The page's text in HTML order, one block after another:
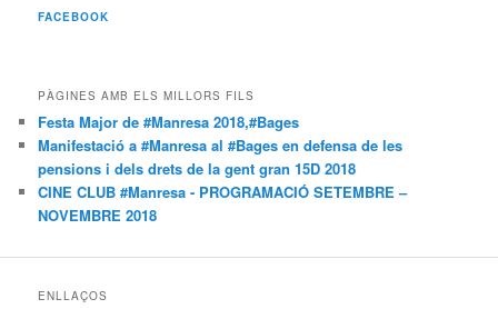
c
FACEBOOK
PÀGINES AMB ELS MILLORS FILS
Festa Major de #Manresa 2018,#Bages
Manifestació a #Manresa al #Bages en defensa de les
pensions i dels drets de la gent gran 15D 2018
CINE CLUB #Manresa - PROGRAMACIÓ SETEMBRE –
NOVEMBRE 2018
ENLLAÇOS